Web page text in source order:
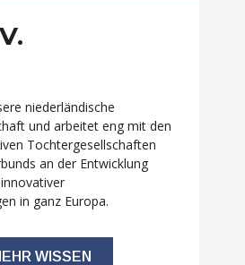
niederländische
und arbeitet eng mit den
Tochtergesellschaften
an der Entwicklung
in ganz Europa.
WISSEN